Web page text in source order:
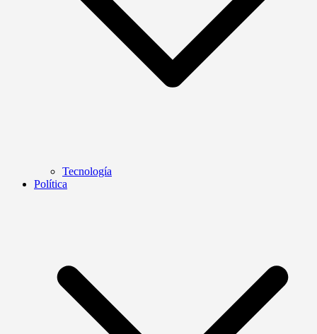
Tecnología
Política